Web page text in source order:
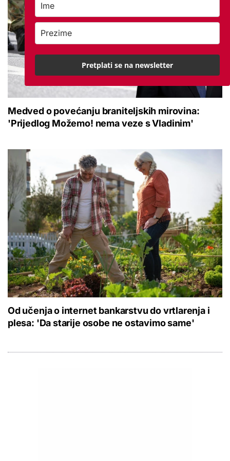
Medved o povećanju braniteljskih mirovina:
'Prijedlog Možemo! nema veze s Vladinim'
Od učenja o internet bankarstvu do vrtlarenja i
plesa: 'Da starije osobe ne ostavimo same'
Pretplati se na newsletter